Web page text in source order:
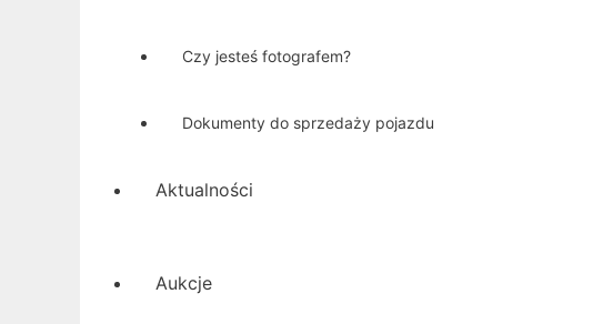
Czy jesteś fotografem?
Dokumenty do sprzedaży pojazdu
Aktualności
Aukcje